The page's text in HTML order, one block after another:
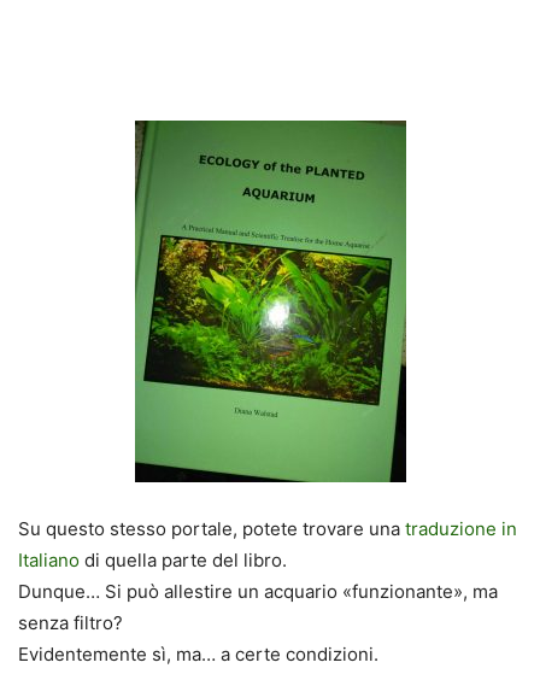
Su questo stesso portale, potete trovare una traduzione in
Italiano di quella parte del libro.
Dunque… Si può allestire un acquario «funzionante», ma
senza filtro?
Evidentemente sì, ma… a certe condizioni.